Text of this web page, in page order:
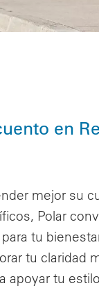
en
mejor su
Polar
tu
tu claridad
apoyar tu